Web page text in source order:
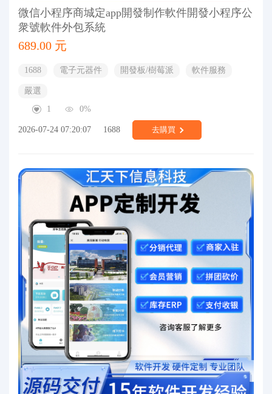
微信小程序商城定app開發制作軟件開發小程序公
衆號軟件外包系統
689.00 元
1688 電子元器件 開發板/樹莓派 軟件服務
嚴選
1
0%
2026-07-24 07:20:07 1688 去購買